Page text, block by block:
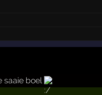
saaie boel